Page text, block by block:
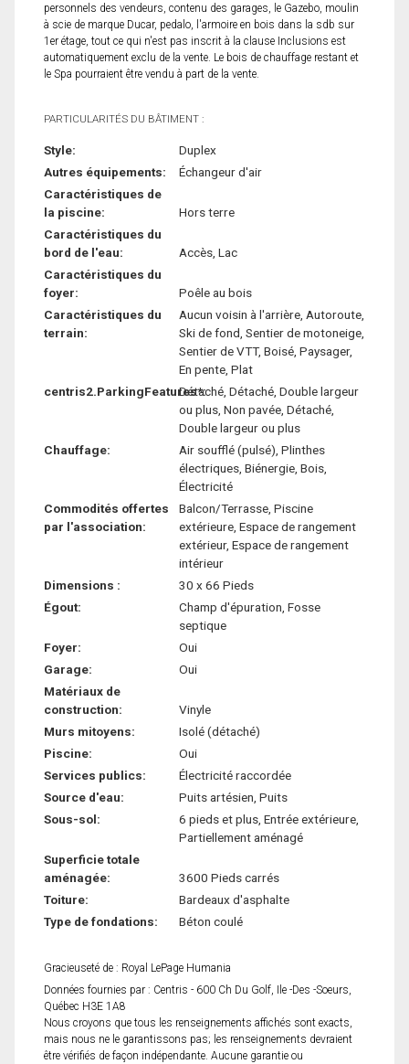
personnels des vendeurs, contenu des garages, le Gazebo, moulin
à scie de marque Ducar, pedalo, l'armoire en bois dans la sdb sur
1er étage, tout ce qui n'est pas inscrit à la clause Inclusions est
automatiquement exclu de la vente. Le bois de chauffage restant et
le Spa pourraient être vendu à part de la vente.
PARTICULARITÉS DU BÂTIMENT :
Style:
Duplex
Autres équipements:
Échangeur d'air
Caractéristiques de
la piscine:
Hors terre
Caractéristiques du
bord de l'eau:
Accès, Lac
Caractéristiques du
foyer:
Poêle au bois
Caractéristiques du
terrain:
Aucun voisin à l'arrière, Autoroute,
Ski de fond, Sentier de motoneige,
Sentier de VTT, Boisé, Paysager,
En pente, Plat
centris2.ParkingFeatures*:Détaché, Détaché, Double largeur
ou plus, Non pavée, Détaché,
Double largeur ou plus
Chauffage:
Air soufflé (pulsé), Plinthes
électriques, Biénergie, Bois,
Électricité
Commodités offertes
par l'association:
Balcon/Terrasse, Piscine
extérieure, Espace de rangement
extérieur, Espace de rangement
intérieur
Dimensions :
30 x 66 Pieds
Égout:
Champ d'épuration, Fosse
septique
Foyer:
Oui
Garage:
Oui
Matériaux de
construction:
Vinyle
Murs mitoyens:
Isolé (détaché)
Piscine:
Oui
Services publics:
Électricité raccordée
Source d'eau:
Puits artésien, Puits
Sous-sol:
6 pieds et plus, Entrée extérieure,
Partiellement aménagé
Superficie totale
aménagée:
3600 Pieds carrés
Toiture:
Bardeaux d'asphalte
Type de fondations:
Béton coulé
Gracieuseté de : Royal LePage Humania
Données fournies par : Centris - 600 Ch Du Golf, Ile -Des -Soeurs,
Québec H3E 1A8
Nous croyons que tous les renseignements affichés sont exacts,
mais nous ne le garantissons pas; les renseignements devraient
être vérifiés de façon indépendante. Aucune garantie ou